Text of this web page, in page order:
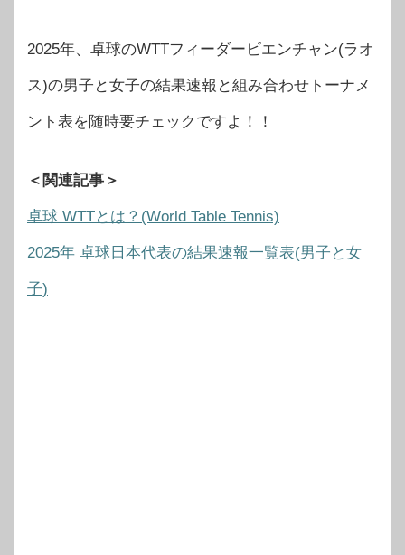
2025年、卓球のWTTフィーダービエンチャン(ラオ
ス)の男子と女子の結果速報と組み合わせトーナメ
ント表を随時要チェックですよ！！
＜関連記事＞
卓球 WTTとは？(World Table Tennis)
2025年 卓球日本代表の結果速報一覧表(男子と女
子)